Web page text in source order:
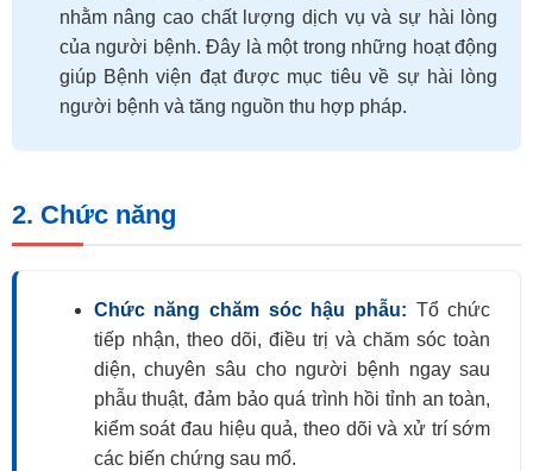
nhằm nâng cao chất lượng dịch vụ và sự hài lòng
của người bệnh. Đây là một trong những hoạt động
giúp Bệnh viện đạt được mục tiêu về sự hài lòng
người bệnh và tăng nguồn thu hợp pháp.
2. Chức năng
Chức năng chăm sóc hậu phẫu: Tổ chức
tiếp nhận, theo dõi, điều trị và chăm sóc toàn
diện, chuyên sâu cho người bệnh ngay sau
phẫu thuật, đảm bảo quá trình hồi tỉnh an toàn,
kiểm soát đau hiệu quả, theo dõi và xử trí sớm
các biến chứng sau mổ.